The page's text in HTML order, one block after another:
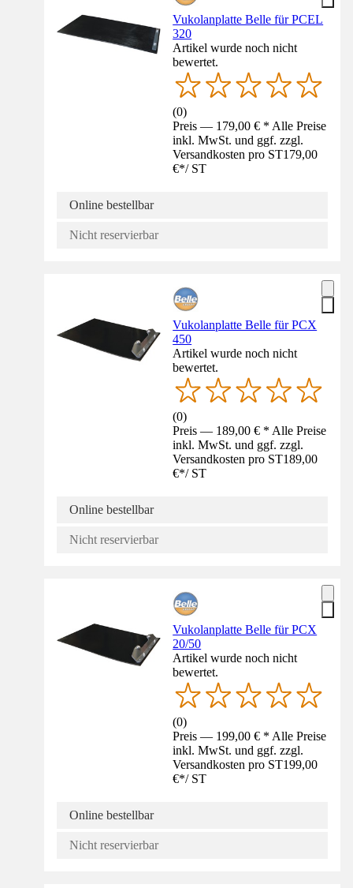
Vukolanplatte Belle für PCEL
320
Artikel wurde noch nicht
bewertet.
(0)
Preis — 179,00 € * Alle Preise
inkl. MwSt. und ggf. zzgl.
Versandkosten pro ST179,00
€*/ ST
Online bestellbar
Nicht reservierbar
Vukolanplatte Belle für PCX
450
Artikel wurde noch nicht
bewertet.
(0)
Preis — 189,00 € * Alle Preise
inkl. MwSt. und ggf. zzgl.
Versandkosten pro ST189,00
€*/ ST
Online bestellbar
Nicht reservierbar
Vukolanplatte Belle für PCX
20/50
Artikel wurde noch nicht
bewertet.
(0)
Preis — 199,00 € * Alle Preise
inkl. MwSt. und ggf. zzgl.
Versandkosten pro ST199,00
€*/ ST
Online bestellbar
Nicht reservierbar